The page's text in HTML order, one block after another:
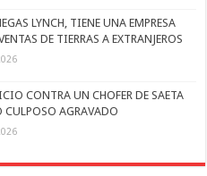
LYNCH, TIENE UNA EMPRESA
DE TIERRAS A EXTRANJEROS
CONTRA UN CHOFER DE SAETA
AGRAVADO